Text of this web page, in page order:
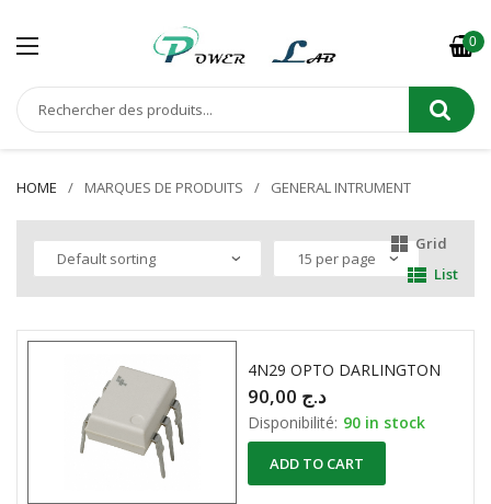
0
HOME MARQUES DE PRODUITS GENERAL INTRUMENT
Grid
List
4N29 OPTO DARLINGTON
د.ج
Disponibilité: 90 in stock
ADD TO CART